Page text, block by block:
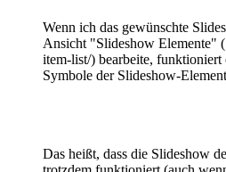
Wenn ich das gewünschte
Ansicht "Slideshow Elemente"
item-list/) bearbeite,
Symbole der Slideshow-
Das heißt, dass die Slideshow